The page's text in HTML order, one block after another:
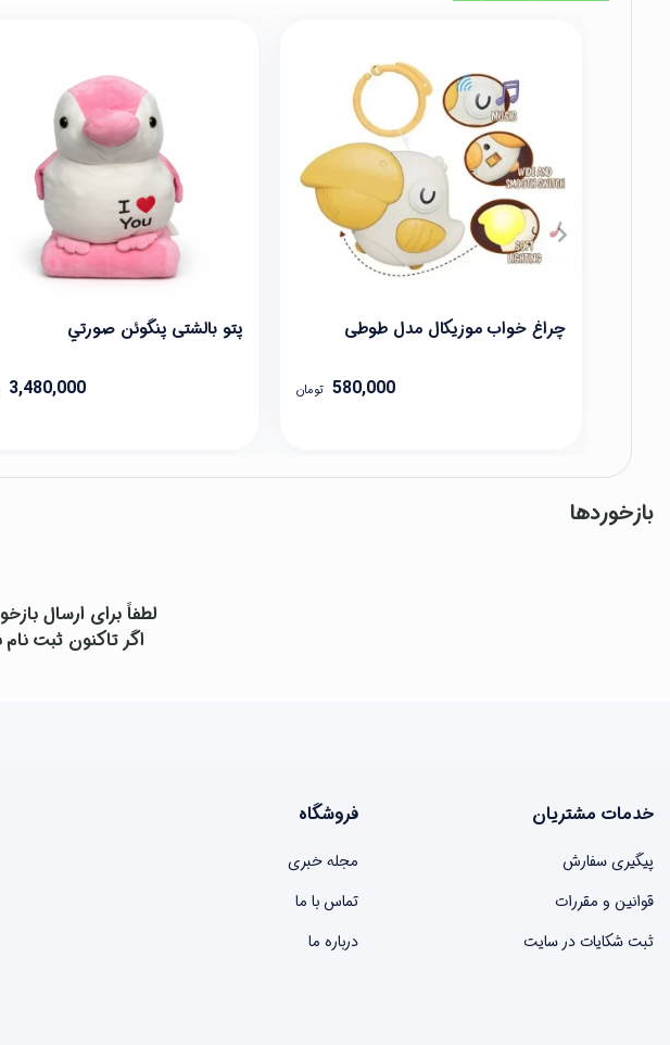
چراغ خواب موزیکال مدل طوطی
580,000 تومان
پتو بالشتی پنگوئن صورتي
3,480,000
بازخوردها
لطفاً برای ارسال
اگر تاکنون ثبت
خدمات مشتریان
پیگیری سفارش
قوانین و مقررات
ثبت شکایات در سایت
فروشگاه
مجله خبری
تماس با ما
درباره ما